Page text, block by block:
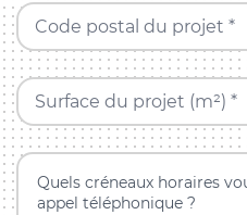
Code postal du projet *
Surface du projet (m²) *
Quels créneaux horaires
appel téléphonique ?